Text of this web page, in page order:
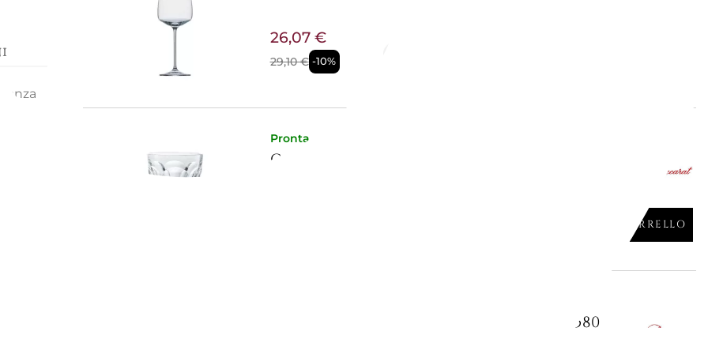
e le
29,10 € -10%
26,07 €
Pronta consegna
CALICE ACQUA 1 HARCOURT 1201101
AGGIUNGI AL CARRELLO
CALICE ACQUA, HARCOURT EVE 2802580